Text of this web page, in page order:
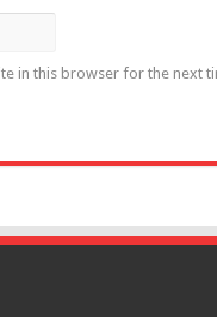
in this browser for the next